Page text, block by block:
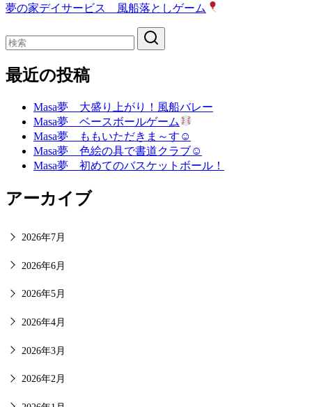
夢の家デイサービス 風船落としゲーム
最近の投稿
Masa夢 大盛り上がり！風船バレー
Masa夢 ベースボールゲーム
Masa夢 ももいただきま～す☺
Masa夢 色絵の具で書道クラブ☺
Masa夢 初めてのバスケットボール！
アーカイブ
2026年7月
2026年6月
2026年5月
2026年4月
2026年3月
2026年2月